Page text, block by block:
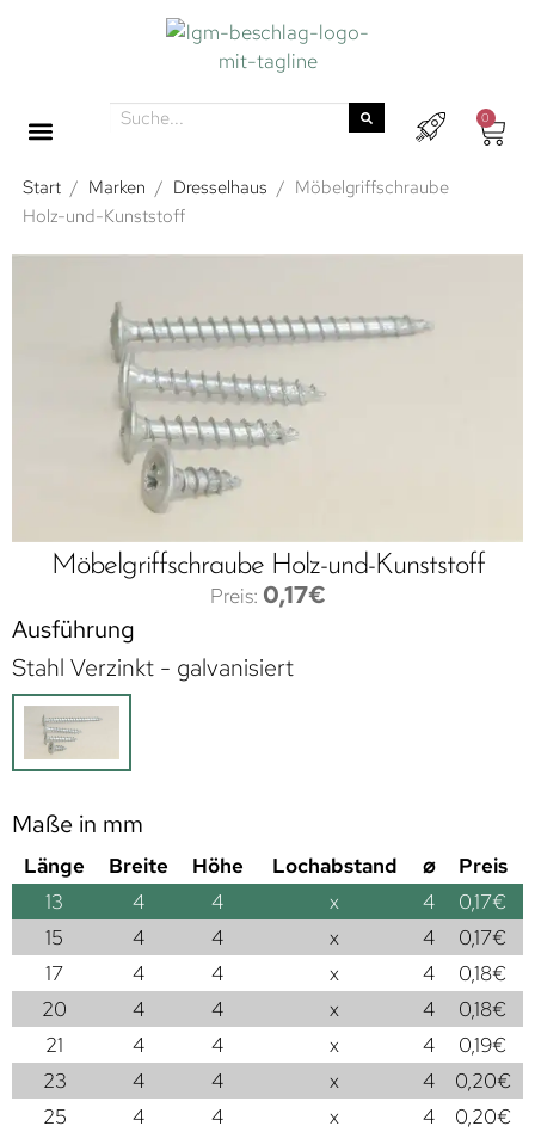
0
Start / Marken / Dresselhaus / Möbelgriffschraube
Holz-und-Kunststoff
Möbelgriffschraube Holz-und-Kunststoff
0,17€
Ausführung
Stahl Verzinkt - galvanisiert
Maße in mm
Länge Breite Höhe Lochabstand ⌀
Preis
13
4 4 x 4 0,17€
15
4 4 x 4 0,17€
17
4 4 x 4 0,18€
20
4 4 x 4 0,18€
21
4 4 x 4 0,19€
23
4 4 x 4 0,20€
25
4 4 x 4 0,20€